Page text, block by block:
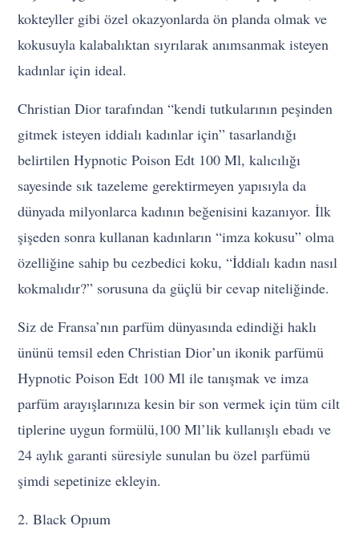
kokteyller gibi özel okazyonlarda ön planda olmak ve
kokusuyla kalabalıktan sıyrılarak anımsanmak isteyen
kadınlar için ideal.
Christian Dior tarafından “kendi tutkularının peşinden
gitmek isteyen iddialı kadınlar için” tasarlandığı
belirtilen Hypnotic Poison Edt 100 Ml, kalıcılığı
sayesinde sık tazeleme gerektirmeyen yapısıyla da
dünyada milyonlarca kadının beğenisini kazanıyor. İlk
şişeden sonra kullanan kadınların “imza kokusu” olma
özelliğine sahip bu cezbedici koku, “İddialı kadın nasıl
kokmalıdır?” sorusuna da güçlü bir cevap niteliğinde.
Siz de Fransa’nın parfüm dünyasında edindiği haklı
ününü temsil eden Christian Dior’un ikonik parfümü
Hypnotic Poison Edt 100 Ml ile tanışmak ve imza
parfüm arayışlarınıza kesin bir son vermek için tüm cilt
tiplerine uygun formülü,100 Ml’lik kullanışlı ebadı ve
24 aylık garanti süresiyle sunulan bu özel parfümü
şimdi sepetinize ekleyin.
2. Black Opıum